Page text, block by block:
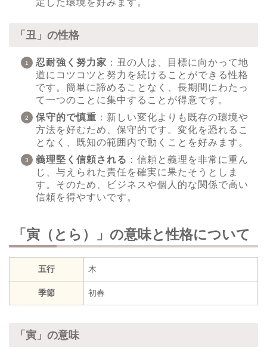
「丑」の性格
忍耐強く努力家 ：丑の人は、目標に向かって地
道にコツコツと努力を続けることができる性格
です。簡単に諦めることなく、長期間にわたっ
て一つのことに集中することが得意です。
保守的で慎重 ：新しい変化よりも既存の環境や
方法を好むため、保守的です。変化を恐れるこ
となく、既知の範囲内で動くことを好みます。
義理堅く信頼される ：信頼と義理を非常に重ん
じ、与えられた責任を確実に果たそうとしま
す。そのため、ビジネスや個人的な関係で高い
信頼を得やすいです。
「寅（とら）」の意味と性格について
五行 木
季節 初春
「寅」の意味